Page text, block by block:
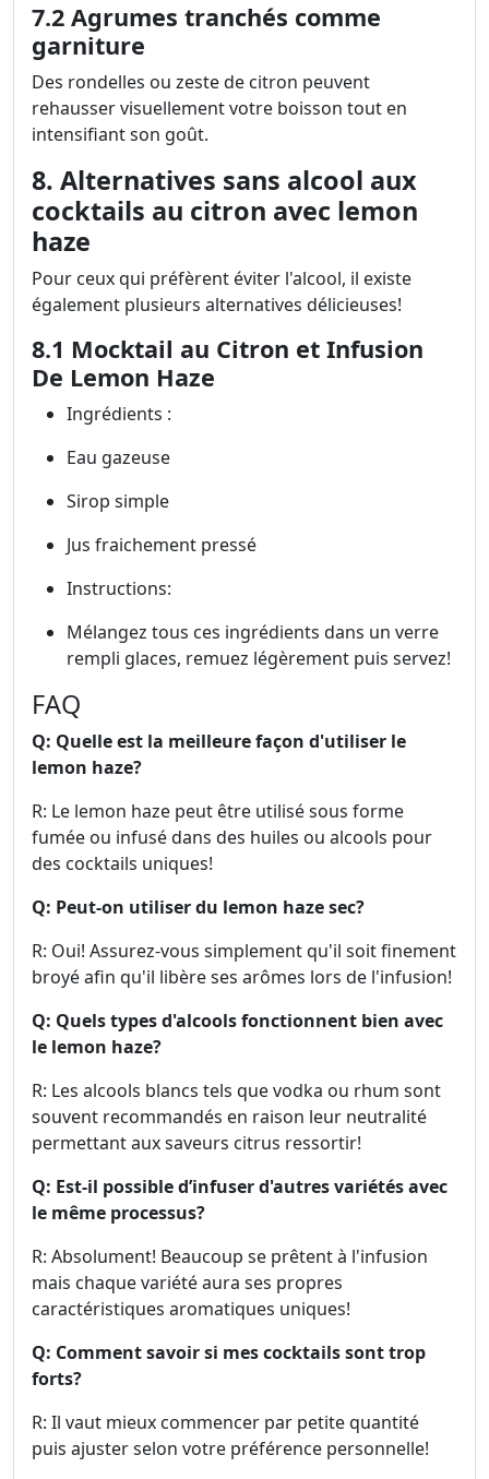
7.2 Agrumes tranchés comme
garniture
Des rondelles ou zeste de citron peuvent
rehausser visuellement votre boisson tout en
intensifiant son goût.
8. Alternatives sans alcool aux
cocktails au citron avec lemon
haze
Pour ceux qui préfèrent éviter l'alcool, il existe
également plusieurs alternatives délicieuses!
8.1 Mocktail au Citron et Infusion
De Lemon Haze
Ingrédients :
Eau gazeuse
Sirop simple
Jus fraichement pressé
Instructions:
Mélangez tous ces ingrédients dans un verre
rempli glaces, remuez légèrement puis servez!
FAQ
Q: Quelle est la meilleure façon d'utiliser le
lemon haze?
R: Le lemon haze peut être utilisé sous forme
fumée ou infusé dans des huiles ou alcools pour
des cocktails uniques!
Q: Peut-on utiliser du lemon haze sec?
R: Oui! Assurez-vous simplement qu'il soit finement
broyé afin qu'il libère ses arômes lors de l'infusion!
Q: Quels types d'alcools fonctionnent bien avec
le lemon haze?
R: Les alcools blancs tels que vodka ou rhum sont
souvent recommandés en raison leur neutralité
permettant aux saveurs citrus ressortir!
Q: Est-il possible d’infuser d'autres variétés avec
le même processus?
R: Absolument! Beaucoup se prêtent à l'infusion
mais chaque variété aura ses propres
caractéristiques aromatiques uniques!
Q: Comment savoir si mes cocktails sont trop
forts?
R: Il vaut mieux commencer par petite quantité
puis ajuster selon votre préférence personnelle!